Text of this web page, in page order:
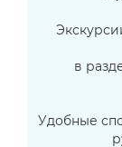
в
Удобные